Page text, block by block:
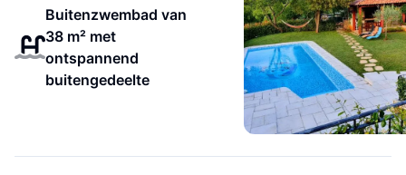
Buitenzwembad van
38 m² met
ontspannend
buitengedeelte